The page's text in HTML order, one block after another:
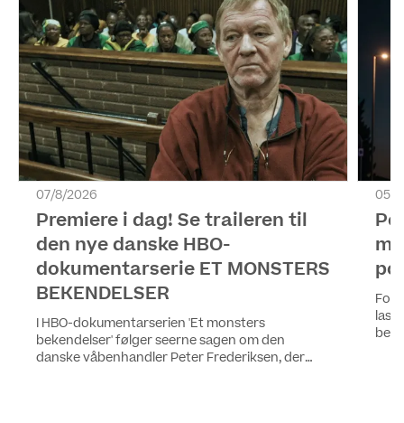
07/8/2026
Premiere i dag! Se traileren til
den nye danske HBO-
dokumentarserie ET MONSTERS
BEKENDELSER
I HBO-dokumentarserien 'Et monsters
bekendelser' følger seerne sagen om den
danske våbenhandler Peter Frederiksen, der
05/
For